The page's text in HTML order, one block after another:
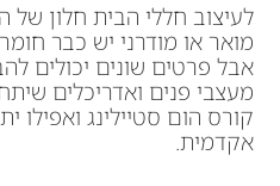
לעיצוב חללי הבית חלון של
מואר או מודרני יש כבר
אבל פרטים שונים יכולים
מעצבי פנים ואדריכלים
קורס הום סטיילינג ואפילו
אקדמית.